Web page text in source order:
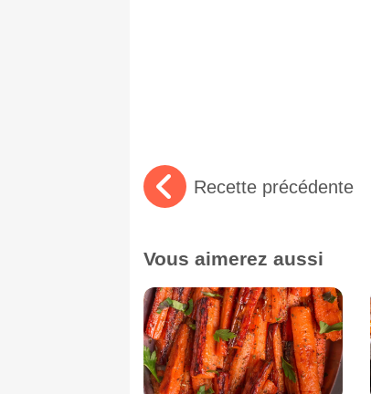
Recette précédente
Vous aimerez aussi